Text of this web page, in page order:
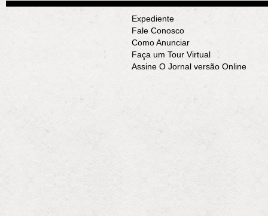
Expediente
Fale Conosco
Como Anunciar
Faça um Tour Virtual
Assine O Jornal versão Online